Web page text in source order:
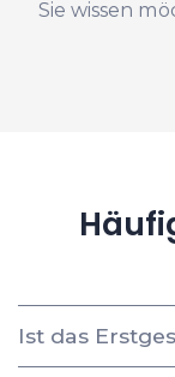
Sie wissen
Ist das